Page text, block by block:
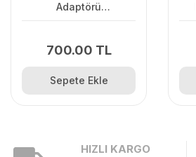
Adaptörü
700.00 TL
Sepete Ekle
HIZLI KARGO